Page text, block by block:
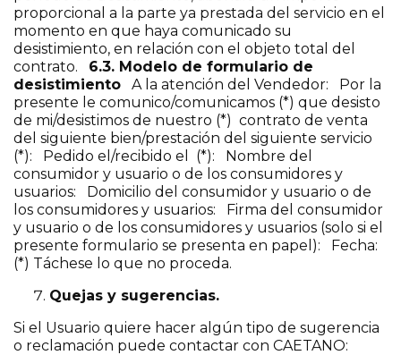
proporcional a la parte ya prestada del servicio en el
momento en que haya comunicado su
desistimiento, en relación con el objeto total del
contrato. 6.3. Modelo de formulario de
desistimiento A la atención del Vendedor: Por la
presente le comunico/comunicamos (*) que desisto
de mi/desistimos de nuestro (*) contrato de venta
del siguiente bien/prestación del siguiente servicio
(*): Pedido el/recibido el (*): Nombre del
consumidor y usuario o de los consumidores y
usuarios: Domicilio del consumidor y usuario o de
los consumidores y usuarios: Firma del consumidor
y usuario o de los consumidores y usuarios (solo si el
presente formulario se presenta en papel): Fecha:
(*) Táchese lo que no proceda.
Quejas y sugerencias.
Si el Usuario quiere hacer algún tipo de sugerencia
o reclamación puede contactar con CAETANO: